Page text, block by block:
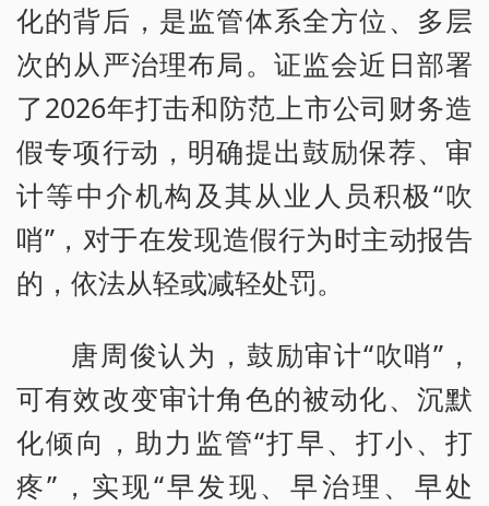
化的背后，是监管体系全方位、多层
次的从严治理布局。证监会近日部署
了2026年打击和防范上市公司财务造
假专项行动，明确提出鼓励保荐、审
计等中介机构及其从业人员积极“吹
哨”，对于在发现造假行为时主动报告
的，依法从轻或减轻处罚。
唐周俊认为，鼓励审计“吹哨”，
可有效改变审计角色的被动化、沉默
化倾向，助力监管“打早、打小、打
疼”，实现“早发现、早治理、早处